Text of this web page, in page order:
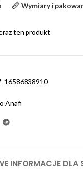
Wymiary i
ten produkt
Anafi
INFORMACJE DLA